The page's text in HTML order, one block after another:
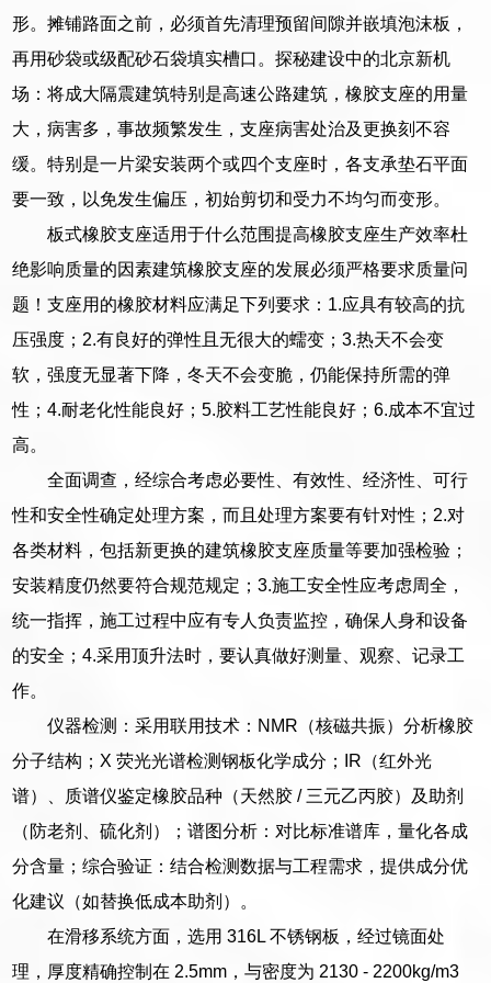
形。摊铺路面之前，必须首先清理预留间隙并嵌填泡沫板，
再用砂袋或级配砂石袋填实槽口。探秘建设中的北京新机
场：将成大隔震建筑特别是高速公路建筑，橡胶支座的用量
大，病害多，事故频繁发生，支座病害处治及更换刻不容
缓。特别是一片梁安装两个或四个支座时，各支承垫石平面
要一致，以免发生偏压，初始剪切和受力不均匀而变形。
板式橡胶支座适用于什么范围提高橡胶支座生产效率杜
绝影响质量的因素建筑橡胶支座的发展必须严格要求质量问
题！支座用的橡胶材料应满足下列要求：1.应具有较高的抗
压强度；2.有良好的弹性且无很大的蠕变；3.热天不会变
软，强度无显著下降，冬天不会变脆，仍能保持所需的弹
性；4.耐老化性能良好；5.胶料工艺性能良好；6.成本不宜过
高。
全面调查，经综合考虑必要性、有效性、经济性、可行
性和安全性确定处理方案，而且处理方案要有针对性；2.对
各类材料，包括新更换的建筑橡胶支座质量等要加强检验；
安装精度仍然要符合规范规定；3.施工安全性应考虑周全，
统一指挥，施工过程中应有专人负责监控，确保人身和设备
的安全；4.采用顶升法时，要认真做好测量、观察、记录工
作。
仪器检测：采用联用技术：NMR（核磁共振）分析橡胶
分子结构；X 荧光光谱检测钢板化学成分；IR（红外光
谱）、质谱仪鉴定橡胶品种（天然胶 / 三元乙丙胶）及助剂
（防老剂、硫化剂）；谱图分析：对比标准谱库，量化各成
分含量；综合验证：结合检测数据与工程需求，提供成分优
化建议（如替换低成本助剂）。
在滑移系统方面，选用 316L 不锈钢板，经过镜面处
理，厚度精确控制在 2.5mm，与密度为 2130 - 2200kg/m3